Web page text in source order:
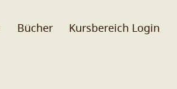
Bücher Kursbereich Login